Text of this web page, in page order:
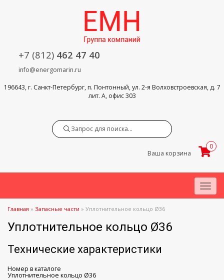
+7 (812) 462 47 40
info@energomarin.ru
196643, г. Санкт-Петербург, п. Понтонный, ул. 2-я Волховстроевская, д. 7
лит. А, офис 303
Ваша корзина
0
Menu
Главная » Запасные части » Уплотнительное кольцо Ø36
Уплотнительное кольцо Ø36
Технические характеристики
Номер в каталоге
Уплотнительное кольцо Ø36